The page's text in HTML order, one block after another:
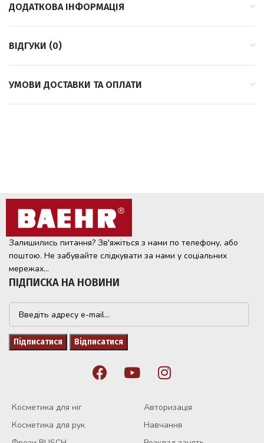
ДОДАТКОВА ІНФОРМАЦІЯ
ВІДГУКИ (0)
УМОВИ ДОСТАВКИ ТА ОПЛАТИ
Залишились питання? Зв'яжіться з нами по телефону, або
поштою. Не забувайте слідкувати за нами у соціальних
мережах...
ПІДПИСКА НА НОВИНИ
Косметика для ніг
Косметика для рук
Авторизація
Навчання